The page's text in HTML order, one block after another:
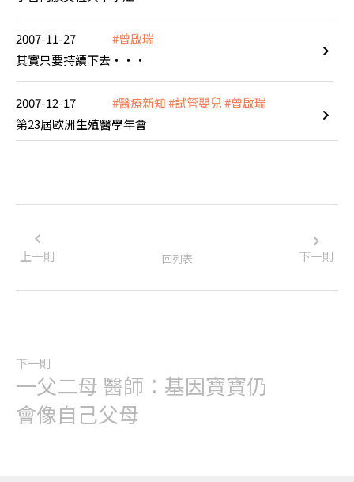
2007-11-27
#曾啟瑞
其實只要持續下去‧‧‧
2007-12-17 #醫療新知 #試管嬰兒 #曾啟瑞
第23屆歐洲生殖醫學年會
上一則 回列表 下一則
下一則
一父二母 醫師：基因寶寶仍
會像自己父母